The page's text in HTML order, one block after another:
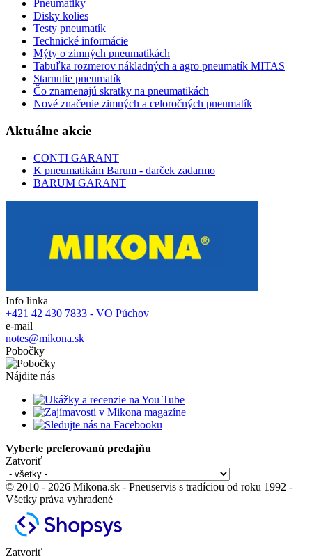
Pneumatiky
Disky kolies
Testy pneumatík
Technické informácie
Mýty o zimných pneumatikách
Tabuľka rozmerov nákladných a agro pneumatík MITAS
Starnutie pneumatík
Čo znamenajú skratky na pneumatikách
Nové značenie zimných a celoročných pneumatík
Aktuálne akcie
CONTI GARANT
K pneumatikám Barum - darček zadarmo
BARUM GARANT
Info linka
+421 42 430 7833 - VO Púchov
e-mail
notes@mikona.sk
Pobočky
Nájdite nás
Vyberte preferovanú predajňu
Zatvoriť
© 2010 - 2026 Mikona.sk - Pneuservis s tradíciou od roku 1992 -
Všetky práva vyhradené
Zatvoriť